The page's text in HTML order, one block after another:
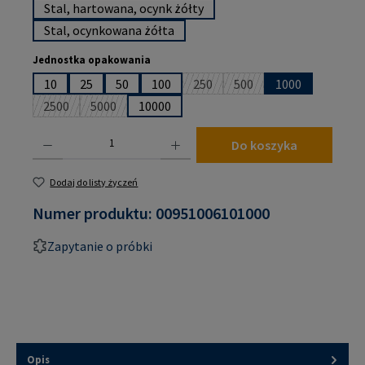
Stal, hartowana, ocynk żółty
Stal, ocynkowana żółta
Wybierz
Jednostka opakowania
10 25 50 100 250(Ta opcja jest obecnie
500(Ta opcja jest obecnie
1000
2500(Ta opcja jest obecnie niedostępna.)
5000(Ta opcja jest obecnie niedostępna.)
10000
Do koszyka
Dodaj do listy życzeń
Numer produktu: 00951006101000
Zapytanie o próbki
Opis